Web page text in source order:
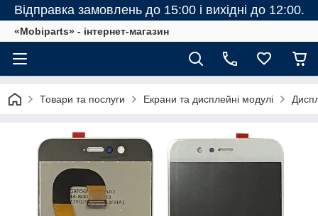
Відправка замовлень до 15:00 і вихідні до 12:00.
«Mobiparts» - інтернет-магазин
Товари та послуги Екрани та дисплейні модулі